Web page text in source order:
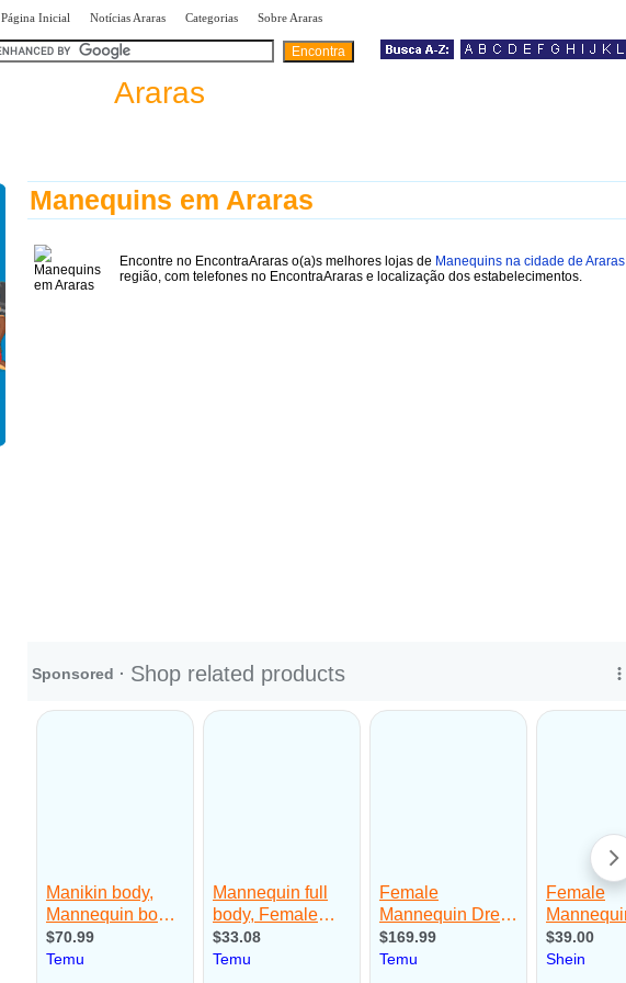
Página Inicial Notícias Araras Categorias Sobre Araras
Araras
Manequins em Araras
Encontre no EncontraAraras o(a)s melhores lojas de Manequins na cidade de Araras
região, com telefones no EncontraAraras e localização dos estabelecimentos.